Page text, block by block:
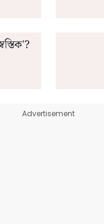
Advertisement